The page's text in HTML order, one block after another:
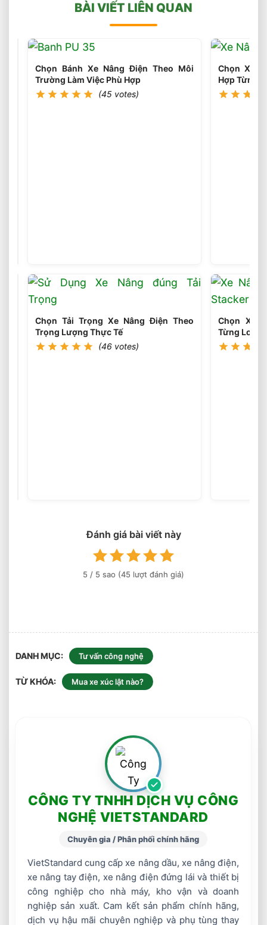
BÀI VIẾT LIÊN QUAN
Và
Chạy
Pin
Hợp
Chọn Bánh Xe Nâng Điện Theo Môi
Trường Làm Việc Phù Hợp
(45 votes)
Chọn Tải Trọng Xe Nâng Điện Theo
Trọng Lượng Thực Tế
(46 votes)
Chọn Xe
Hợp Từng
Chọn Xe
Từng Loại
Đánh giá bài viết này
5 / 5 sao (45 lượt đánh giá)
DANH MỤC Tư vấn công nghệ
TỪ KHÓA Mua xe xúc lật nào?
CÔNG TY TNHH DỊCH VỤ CÔNG
NGHỆ VIETSTANDARD
Chuyên gia / Phân phối chính hãng
VietStandard cung cấp xe nâng dầu, xe nâng điện,
xe nâng tay điện, xe nâng điện đứng lái và thiết bị
công nghiệp cho nhà máy, kho vận và doanh
nghiệp sản xuất. Cam kết sản phẩm chính hãng,
dịch vụ hậu mãi chuyên nghiệp và phụ tùng thay